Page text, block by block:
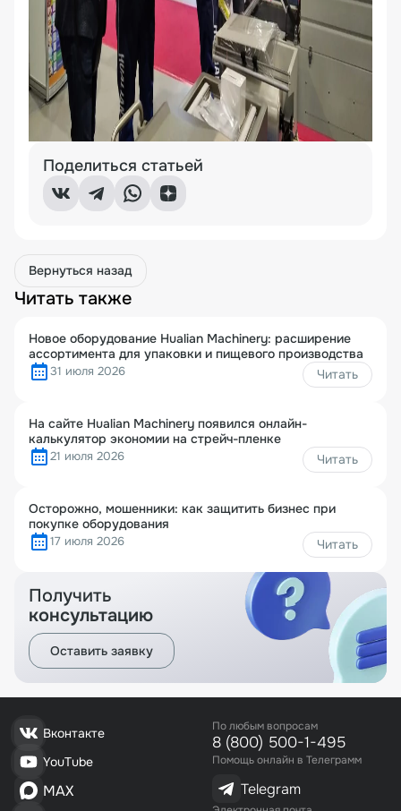
Поделиться статьей
Вернуться назад
Читать также
Новое оборудование Hualian Machinery: расширение
ассортимента для упаковки и пищевого производства
31 июля 2026 Читать
На сайте Hualian Machinery появился онлайн-
калькулятор экономии на стрейч-пленке
21 июля 2026 Читать
Осторожно, мошенники: как защитить бизнес при
покупке оборудования
17 июля 2026 Читать
Получить
консультацию
Оставить заявку
Вконтакте
YouTube
MAX
По любым вопросам
8 (800) 500-1-495
Помощь онлайн в Телеграмм
Telegram